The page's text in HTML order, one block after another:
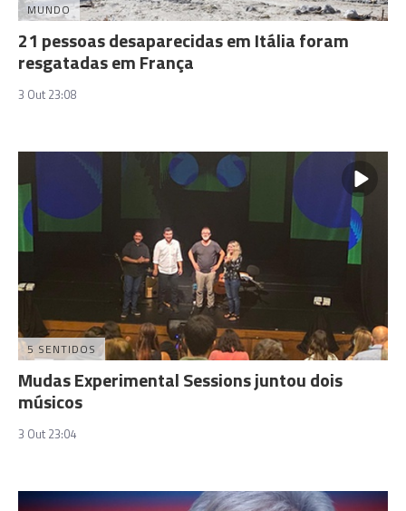
MUNDO
21 pessoas desaparecidas em Itália foram
resgatadas em França
3 Out 23:08
5 SENTIDOS
Mudas Experimental Sessions juntou dois
músicos
3 Out 23:04